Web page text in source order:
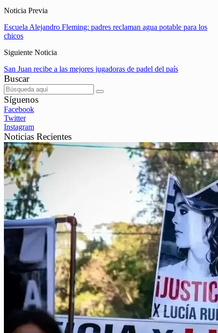
Noticia Previa
Escuela Alejandro Fleming: padres reclaman agua potable para los
chicos
Siguiente Noticia
San Juan recibe a las mejores jugadoras de padel del país
Buscar
Síguenos
Facebook
Twitter
Instagram
Noticias Recientes